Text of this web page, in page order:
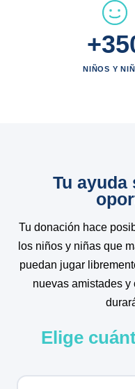
NIÑOS Y
Tu ayuda
Tu donación hace
los niños y niñas que
puedan jugar
nuevas amistades
Elige